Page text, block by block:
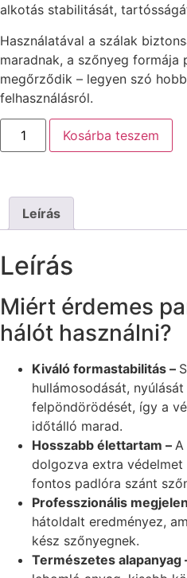
alkotás stabilitását,
Használatával a szálak
maradnak, a szőnyeg formája
megőrződik – legyen szó
felhasználásról.
Kosárba teszem
Leírás
Leírás
Miért érdemes
hálót használni?
Kiváló formastabilitás –
hullámosodását,
felpöndörödését, így a
időtálló marad.
Hosszabb élettartam – A
dolgozva extra
fontos padlóra szánt
Professzionális
hátoldalt eredményez,
kész szőnyegnek.
Természetes alapanyag